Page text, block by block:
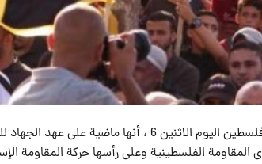
أكدت حركة الجهاد الإسلامي في فلسطين اليوم
المقاومة الفلسطينية وعلى رأسها حركة المقاومة